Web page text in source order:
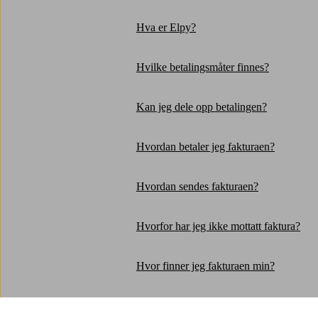
Hva er Elpy?
Hvilke betalingsmåter finnes?
Kan jeg dele opp betalingen?
Hvordan betaler jeg fakturaen?
Hvordan sendes fakturaen?
Hvorfor har jeg ikke mottatt faktura?
Hvor finner jeg fakturaen min?